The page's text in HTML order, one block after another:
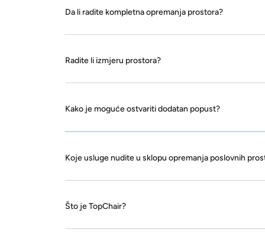
Da li radite kompletna opremanja prostora?
Radite li izmjeru prostora?
Kako je moguće ostvariti dodatan popust?
Koje usluge nudite u sklopu opremanja poslovnih
Što je TopChair?